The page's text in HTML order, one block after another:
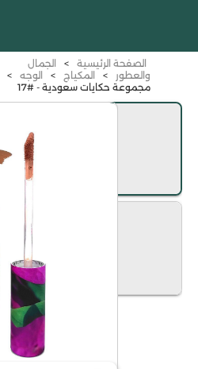
الصفحة الرئيسية >
الجمال
والعطور
> المكياج > الوجه >
مجموعة حكايات سعودية - #17